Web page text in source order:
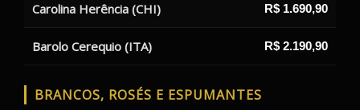
Carolina Herência (CHI) R$ 1.690,90
Barolo Cerequio (ITA) R$ 2.190,90
BRANCOS, ROSÉS E ESPUMANTES